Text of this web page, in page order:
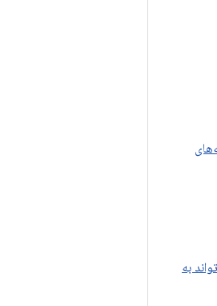
به